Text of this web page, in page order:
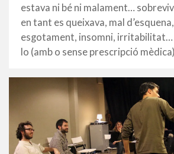
estava ni bé ni malament…
en tant es queixava, mal
esgotament, insomni,
lo (amb o sense prescripció